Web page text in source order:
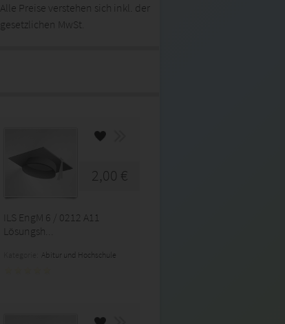
Alle Preise verstehen sich inkl. der
gesetzlichen MwSt.
2,00 €
ILS EngM 6 / 0212 A11
Lösungsh...
Abitur und Hochschule